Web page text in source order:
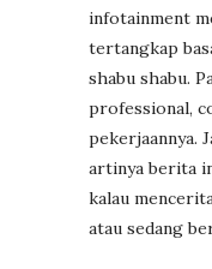
infotainment
tertangkap
shabu shabu.
professional,
pekerjaannya.
artinya berita
kalau
atau sedang